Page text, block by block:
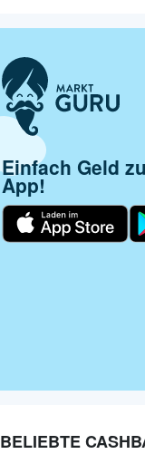
Einfach Geld
App!
BELIEBTE